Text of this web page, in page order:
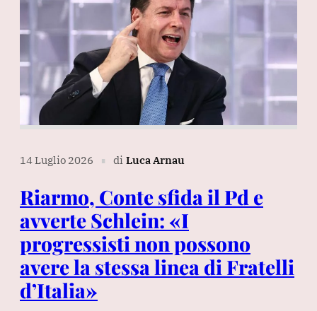
14 Luglio 2026 ∎ di Luca Arnau
Riarmo, Conte sfida il Pd e
avverte Schlein: «I
progressisti non possono
avere la stessa linea di Fratelli
d’Italia»